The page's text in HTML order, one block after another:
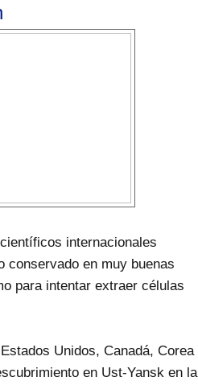
internacionales
conservado en muy buenas
para intentar extraer células
Unidos, Canadá, Corea
en Ust-Yansk en la